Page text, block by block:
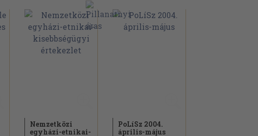
Nemzetközi
egyházi-etnikai-
PoLíSz 2004.
április-május